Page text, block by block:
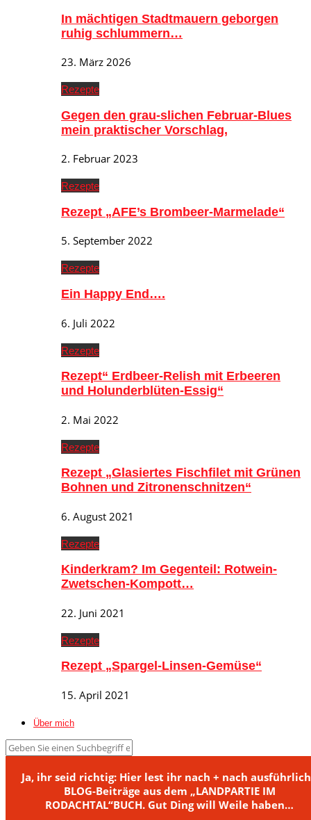
In mächtigen Stadtmauern geborgen
ruhig schlummern…
23. März 2026
Rezepte
Gegen den grau-slichen Februar-Blues
mein praktischer Vorschlag,
2. Februar 2023
Rezepte
Rezept „AFE’s Brombeer-Marmelade“
5. September 2022
Rezepte
Ein Happy End….
6. Juli 2022
Rezepte
Rezept“ Erdbeer-Relish mit Erbeeren
und Holunderblüten-Essig“
2. Mai 2022
Rezepte
Rezept „Glasiertes Fischfilet mit Grünen
Bohnen und Zitronenschnitzen“
6. August 2021
Rezepte
Kinderkram? Im Gegenteil: Rotwein-
Zwetschen-Kompott…
22. Juni 2021
Rezepte
Rezept „Spargel-Linsen-Gemüse“
15. April 2021
Über mich
Ja, ihr seid richtig: Hier lest ihr nach + nach
BLOG-Beiträge aus dem „LANDPARTIE IM
RODACHTAL“BUCH. Gut Ding will Weile haben…